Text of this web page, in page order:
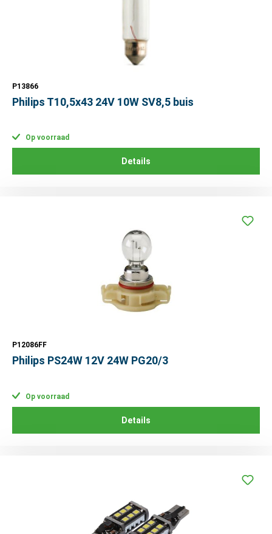
P13866
Philips T10,5x43 24V 10W SV8,5 buis
Op voorraad
Details
P12086FF
Philips PS24W 12V 24W PG20/3
Op voorraad
Details